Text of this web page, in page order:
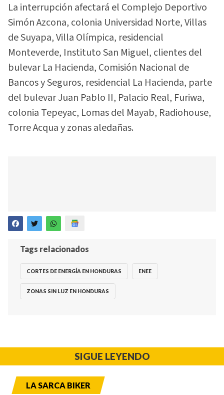
La interrupción afectará el Complejo Deportivo
Simón Azcona, colonia Universidad Norte, Villas
de Suyapa, Villa Olímpica, residencial
Monteverde, Instituto San Miguel, clientes del
bulevar La Hacienda, Comisión Nacional de
Bancos y Seguros, residencial La Hacienda, parte
del bulevar Juan Pablo II, Palacio Real, Furiwa,
colonia Tepeyac, Lomas del Mayab, Radiohouse,
Torre Acqua y zonas aledañas.
Tags relacionados
CORTES DE ENERGÍA EN HONDURAS ENEE
ZONAS SIN LUZ EN HONDURAS
SIGUE LEYENDO
LA SARCA BIKER